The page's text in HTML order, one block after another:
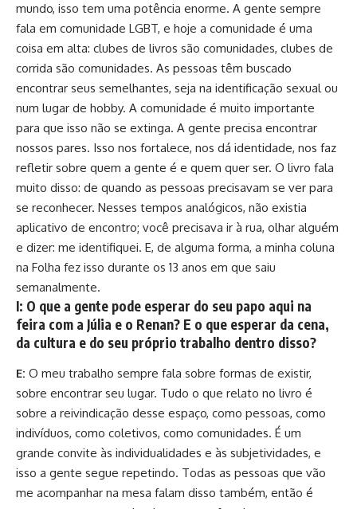
mundo, isso tem uma potência enorme. A gente sempre
fala em comunidade LGBT, e hoje a comunidade é uma
coisa em alta: clubes de livros são comunidades, clubes de
corrida são comunidades. As pessoas têm buscado
encontrar seus semelhantes, seja na identificação sexual ou
num lugar de hobby. A comunidade é muito importante
para que isso não se extinga. A gente precisa encontrar
nossos pares. Isso nos fortalece, nos dá identidade, nos faz
refletir sobre quem a gente é e quem quer ser. O livro fala
muito disso: de quando as pessoas precisavam se ver para
se reconhecer. Nesses tempos analógicos, não existia
aplicativo de encontro; você precisava ir à rua, olhar alguém
e dizer: me identifiquei. E, de alguma forma, a minha coluna
na Folha fez isso durante os 13 anos em que saiu
semanalmente.
I: O que a gente pode esperar do seu papo aqui na
feira com a Júlia e o Renan? E o que esperar da cena,
da cultura e do seu próprio trabalho dentro disso?
E: O meu trabalho sempre fala sobre formas de existir,
sobre encontrar seu lugar. Tudo o que relato no livro é
sobre a reivindicação desse espaço, como pessoas, como
indivíduos, como coletivos, como comunidades. É um
grande convite às individualidades e às subjetividades, e
isso a gente segue repetindo. Todas as pessoas que vão
me acompanhar na mesa falam disso também, então é